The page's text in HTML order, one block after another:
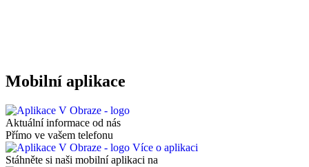
Mobilní aplikace
Aktuální informace od nás
Přímo ve vašem telefonu
Více o aplikaci
Stáhněte si naši mobilní aplikaci na